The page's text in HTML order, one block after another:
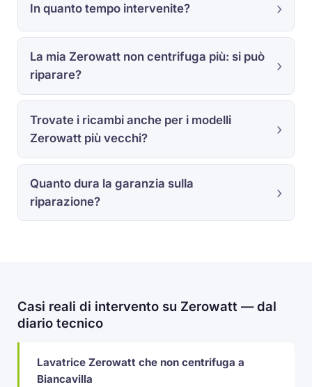
In quanto tempo intervenite?
La mia Zerowatt non centrifuga più: si può
riparare?
Trovate i ricambi anche per i modelli
Zerowatt più vecchi?
Quanto dura la garanzia sulla
riparazione?
Casi reali di intervento su Zerowatt — dal
diario tecnico
Lavatrice Zerowatt che non centrifuga a
Biancavilla